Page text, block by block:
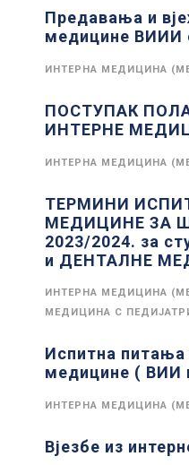
Предавања и
медицине ВИИИ
ИНТЕРНА МЕДИЦИНА
ПОСТУПАК
ИНТЕРНЕ
ИНТЕРНА МЕДИЦИНА
ТЕРМИНИ
МЕДИЦИНЕ ЗА
2023/2024. за
и ДЕНТАЛНЕ
ИНТЕРНА МЕДИЦИНА
МЕДИЦИНА С
Испитна питања
медицине ( ВИИ
ИНТЕРНА МЕДИЦИНА
Вјезбе из